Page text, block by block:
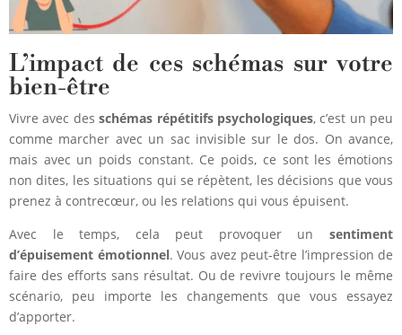
L’impact de ces schémas sur votre
bien-être
Vivre avec desschémas répétitifs psychologiques, c’est un peu
comme marcher avec un sac invisible sur le dos. On avance,
mais avec un poids constant. Ce poids, ce sont les émotions
non dites, les situations qui se répètent, les décisions que vous
prenez à contrecœur, ou les relations qui vous épuisent.
Avec le temps, cela peut provoquer un sentiment
d’épuisement émotionnel. Vous avez peut-être l’impression de
faire des efforts sans résultat. Ou de revivre toujours le même
scénario, peu importe les changements que vous essayez
d’apporter.